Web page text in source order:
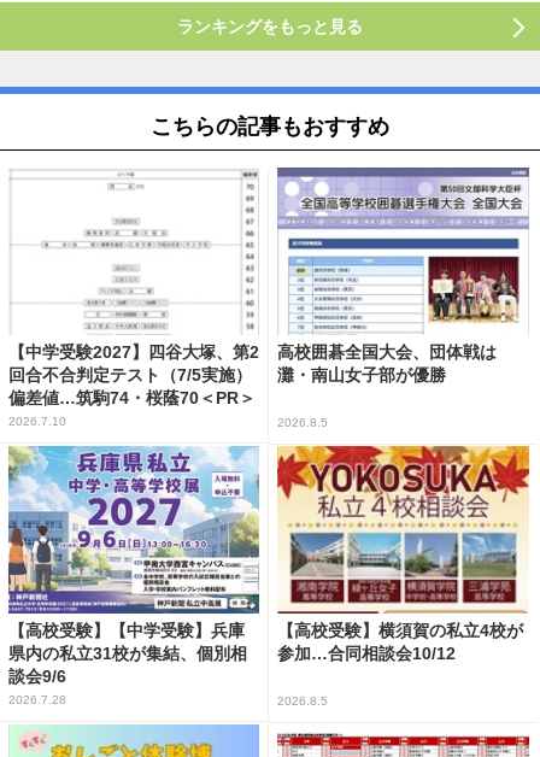
ランキングをもっと見る
こちらの記事もおすすめ
【中学受験2027】四谷大塚、第2
回合不合判定テスト（7/5実施）
偏差値…筑駒74・桜蔭70＜PR＞
2026.7.10
高校囲碁全国大会、団体戦は
灘・南山女子部が優勝
2026.8.5
【高校受験】【中学受験】兵庫
県内の私立31校が集結、個別相
談会9/6
2026.7.28
【高校受験】横須賀の私立4校が
参加…合同相談会10/12
2026.8.5